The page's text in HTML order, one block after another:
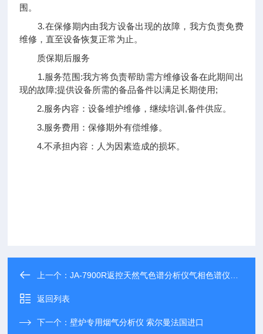
围。
3.在保修期内由我方设备出现的故障，我方负责免费
维修，直至设备恢复正常为止。
质保期后服务
1.服务范围:我方将负责帮助需方维修设备在此期间出
现的故障;提供设备所需的备品备件以满足长期使用;
2.服务内容：设备维护维修，继续培训,备件供应。
3.服务费用：保修期外有偿维修。
4.不承担内容：人为因素造成的损坏。
上一个：JA-7900R返控天然气色谱分析仪气相色谱仪一体机
返回列表
下一个：壁炉专用烟气分析仪 索尔曼法国进口